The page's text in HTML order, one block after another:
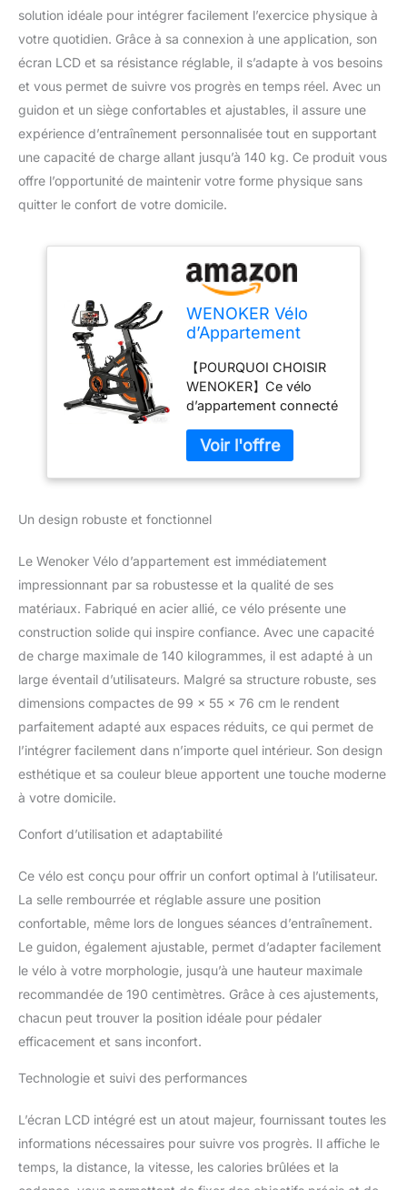
solution idéale pour intégrer facilement l’exercice physique à
votre quotidien. Grâce à sa connexion à une application, son
écran LCD et sa résistance réglable, il s’adapte à vos besoins
et vous permet de suivre vos progrès en temps réel. Avec un
guidon et un siège confortables et ajustables, il assure une
expérience d’entraînement personnalisée tout en supportant
une capacité de charge allant jusqu’à 140 kg. Ce produit vous
offre l’opportunité de maintenir votre forme physique sans
quitter le confort de votre domicile.
WENOKER Vélo
d’Appartement
Silencieux 160 kg,
Noir-Orange
【POURQUOI CHOISIR
WENOKER】Ce vélo
d’appartement connecté
vos entraînements plus
motivants. Grâce à
l’application dédiée et au
vous pouvez suivre vos
d’une expérience
immersive à domicile.
【PÉDALAGE FLUIDE ET
SILENCIEUX】Le
système d’entraînement
par courroie assure une
conduite douce et
silencieuse. Adapté aux
appartements et aux
espaces partagés, il
permet de s’entraîner à
tout moment sans
LCD ET SUIVI DES
vitesse, la distance, les
calories et la fréquence
cardiaque afin de vous
aider à suivre votre
progression. La
résistance réglable
convient aux
entraînements
quotidiens et cardio.
ET SÉCURISÉE】Le
jusqu’à 160 kg pour
garantir une excellente
stabilité. Les pédales
antidérapantes et le frein
Un design robuste et fonctionnel
Le Wenoker Vélo d’appartement est immédiatement
impressionnant par sa robustesse et la qualité de ses
matériaux. Fabriqué en acier allié, ce vélo présente une
construction solide qui inspire confiance. Avec une capacité
de charge maximale de 140 kilogrammes, il est adapté à un
large éventail d’utilisateurs. Malgré sa structure robuste, ses
dimensions compactes de 99 x 55 x 76 cm le rendent
parfaitement adapté aux espaces réduits, ce qui permet de
l’intégrer facilement dans n’importe quel intérieur. Son design
esthétique et sa couleur bleue apportent une touche moderne
à votre domicile.
Confort d’utilisation et adaptabilité
Ce vélo est conçu pour offrir un confort optimal à l’utilisateur.
La selle rembourrée et réglable assure une position
confortable, même lors de longues séances d’entraînement.
Le guidon, également ajustable, permet d’adapter facilement
le vélo à votre morphologie, jusqu’à une hauteur maximale
recommandée de 190 centimètres. Grâce à ces ajustements,
chacun peut trouver la position idéale pour pédaler
efficacement et sans inconfort.
Technologie et suivi des performances
L’écran LCD intégré est un atout majeur, fournissant toutes les
informations nécessaires pour suivre vos progrès. Il affiche le
temps, la distance, la vitesse, les calories brûlées et la